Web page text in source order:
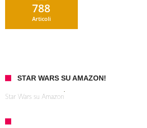
788
Articoli
STAR WARS SU AMAZON!
Star Wars su Amazon